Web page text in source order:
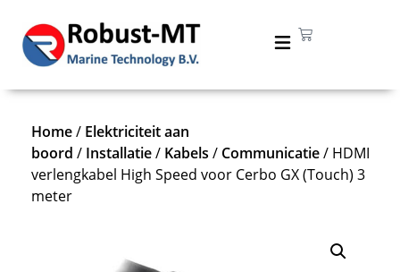
Home/ Elektriciteit aan
boord / Installatie/ Kabels / Communicatie/ HDMI
verlengkabel High Speed voor Cerbo GX (Touch) 3
meter